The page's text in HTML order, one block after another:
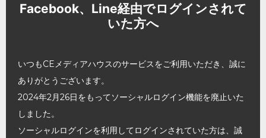
Facebook、Line経由でログインされて
いた方へ
いつもCEメディアハウスのサービスをご利用いただき、誠に
ありがとうございます。
2024年2月26日をもってソーシャルログイン機能を廃止いた
しました。
ソーシャルログインを利用してログインされていた方は、誠